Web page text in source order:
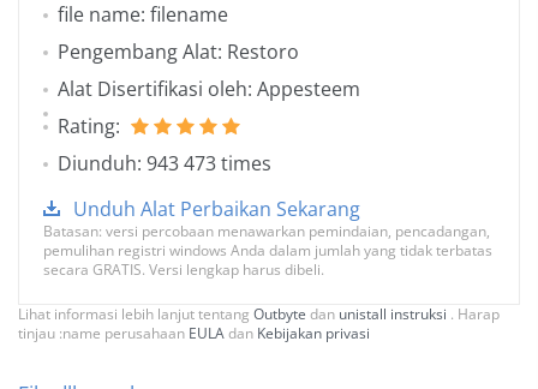
file name: filename
Pengembang Alat: Restoro
Alat Disertifikasi oleh: Appesteem
Rating:
Diunduh: 943 473 times
Unduh Alat Perbaikan Sekarang
Batasan: versi percobaan menawarkan pemindaian, pencadangan,
pemulihan registri windows Anda dalam jumlah yang tidak terbatas
secara GRATIS. Versi lengkap harus dibeli.
Lihat informasi lebih lanjut tentang Outbyte dan unistall instruksi . Harap
tinjau :name perusahaan EULAdan Kebijakan privasi